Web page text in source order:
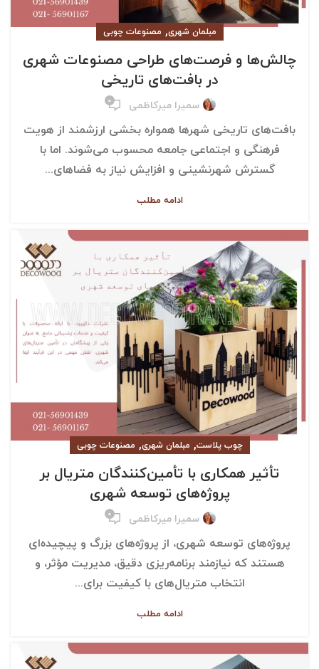
مبلمان شهری, مصنوعات چوبی
چالش‌ها و فرصت‌های طراحی مصنوعات شهری
در بافت‌های تاریخی
سمیرا میرکاظمی ۰
بافت‌های تاریخی شهرها همواره بخشی ارزشمند از هویت
فرهنگی و اجتماعی جامعه محسوب می‌شوند. اما با
گسترش شهرنشینی و افزایش نیاز به فضاهای...
ادامه مطلب
چوب پلاست, مبلمان شهری, مصنوعات چوبی
تأثیر همکاری با تأمین‌کنندگان متریال بر
پروژه‌های توسعه شهری
سمیرا میرکاظمی ۰
پروژه‌های توسعه شهری، از پروژه‌های بزرگ و پیچیده‌ای
هستند که نیازمند برنامه‌ریزی دقیق، مدیریت مؤثر، و
انتخاب متریال‌های با کیفیت برای...
ادامه مطلب